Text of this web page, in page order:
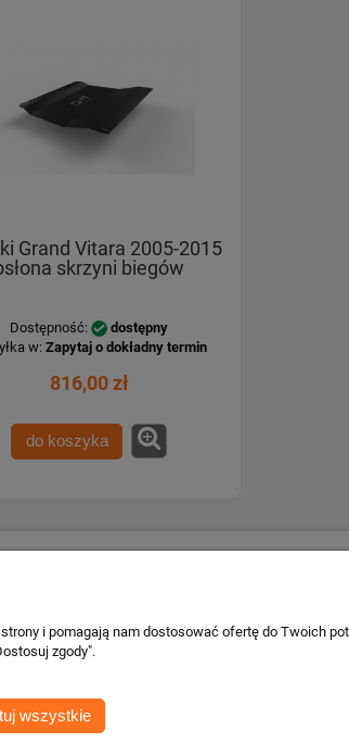
Grand Vitara 2005-2015
skrzyni biegów
Dostępność:
dostępny
w: Zapytaj o dokładny termin
816,00 zł
do koszyka
Czas i koszty dostawy
i pomagają nam dostosować ofertę do Twoich
zgody".
wszystkie